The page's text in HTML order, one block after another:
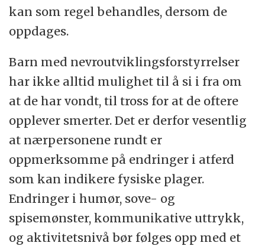
kan som regel behandles, dersom de
oppdages.
Barn med nevroutviklingsforstyrrelser
har ikke alltid mulighet til å si i fra om
at de har vondt, til tross for at de oftere
opplever smerter. Det er derfor vesentlig
at nærpersonene rundt er
oppmerksomme på endringer i atferd
som kan indikere fysiske plager.
Endringer i humør, sove- og
spisemønster, kommunikative uttrykk,
og aktivitetsnivå bør følges opp med et